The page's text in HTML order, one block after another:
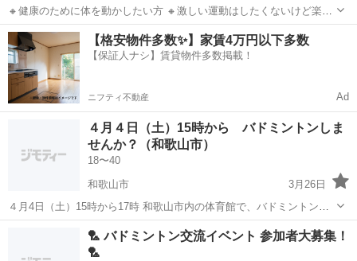
🔸健康のために体を動かしたい方 🔸激しい運動はしたくないけど楽し
く運動をしたい方 🔸天候や紫外線を気にせず運動を楽しみたい方 🔸テ
ニス🎾・バドミントン🏸・卓球🏓をされていた方 🔸仕事と家事以外の
趣味が欲しい方 一緒にスポン...
和歌山 和歌山市 六十谷駅 バドミントン スポンジボール
【格安物件多数✨】家賃4万円以下多数
【保証人ナシ】賃貸物件多数掲載！
ニフティ不動産 Ad
４月４日（土）15時から バドミントンしま
せんか？（和歌山市）
18〜40
和歌山市
3月26日
４月4日（土）15時から17時 和歌山市内の体育館で、バドミントンを
一緒にしませんか？ いつも、ソフトテニスを企画してるのですが、何
回かバドミントン企画を開催し、好評のため、4月も企画したので、募
集させていただきます。 私自...
和歌山市 バドミントン シャトル
🏸 バドミントン交流イベント 参加者大募集！
🏸